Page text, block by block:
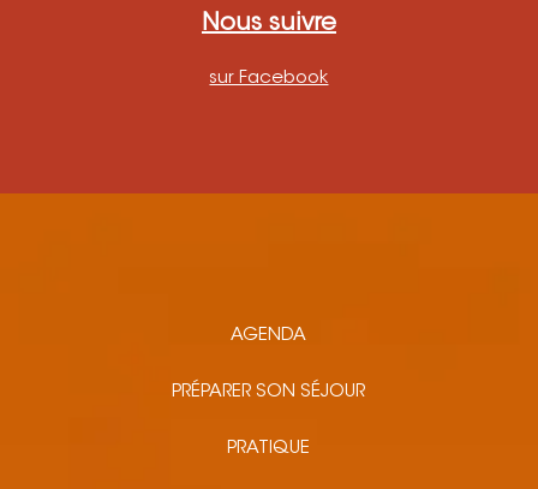
Nous suivre
sur Facebook
AGENDA
PRÉPARER SON SÉJOUR
PRATIQUE